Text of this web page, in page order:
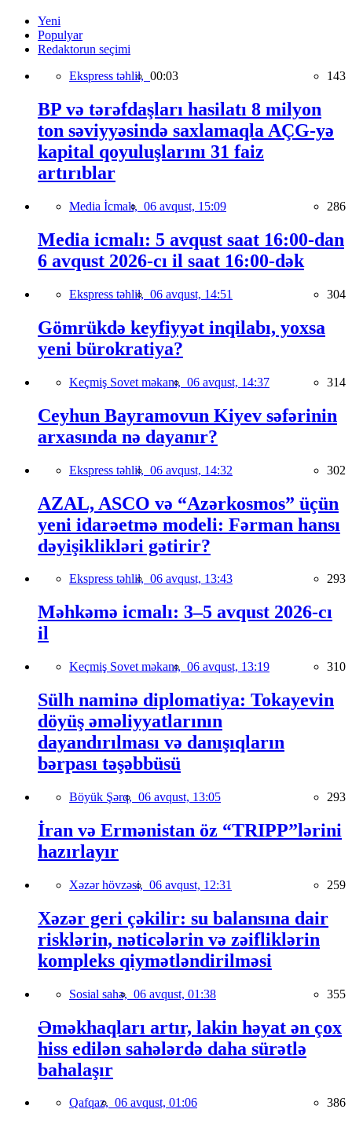
Yeni
Populyar
Redaktorun seçimi
Ekspress təhlil, 00:03 143
BP və tərəfdaşları hasilatı 8 milyon
ton səviyyəsində saxlamaqla AÇG-yə
kapital qoyuluşlarını 31 faiz
artırıblar
Media İcmalı, 06 avqust, 15:09 286
Media icmalı: 5 avqust saat 16:00-dan
6 avqust 2026-cı il saat 16:00-dək
Ekspress təhlil, 06 avqust, 14:51 304
Gömrükdə keyfiyyət inqilabı, yoxsa
yeni bürokratiya?
Keçmiş Sovet məkanı, 06 avqust, 14:37 314
Ceyhun Bayramovun Kiyev səfərinin
arxasında nə dayanır?
Ekspress təhlil, 06 avqust, 14:32 302
AZAL, ASCO və “Azərkosmos” üçün
yeni idarəetmə modeli: Fərman hansı
dəyişiklikləri gətirir?
Ekspress təhlil, 06 avqust, 13:43 293
Məhkəmə icmalı: 3–5 avqust 2026-cı
il
Keçmiş Sovet məkanı, 06 avqust, 13:19 310
Sülh naminə diplomatiya: Tokayevin
döyüş əməliyyatlarının
dayandırılması və danışıqların
bərpası təşəbbüsü
Böyük Şərq, 06 avqust, 13:05 293
İran və Ermənistan öz “TRIPP”lərini
hazırlayır
Xəzər hövzəsi, 06 avqust, 12:31 259
Xəzər geri çəkilir: su balansına dair
risklərin, nəticələrin və zəifliklərin
kompleks qiymətləndirilməsi
Sosial sahə, 06 avqust, 01:38 355
Əməkhaqları artır, lakin həyat ən çox
hiss edilən sahələrdə daha sürətlə
bahalaşır
Qafqaz, 06 avqust, 01:06 386